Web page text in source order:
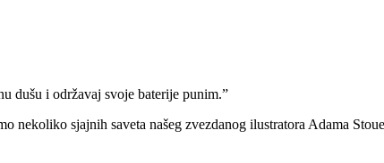
dušu i održavaj svoje baterije punim.”
sjajnih saveta našeg zvezdanog ilustratora Adama